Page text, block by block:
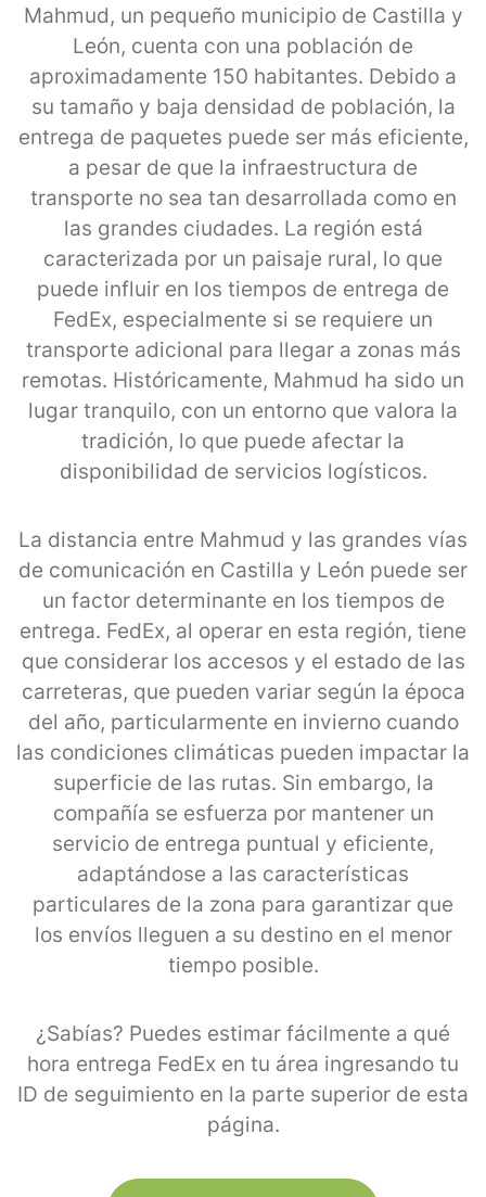
Mahmud, un pequeño municipio de Castilla y
León, cuenta con una población de
aproximadamente 150 habitantes. Debido a
su tamaño y baja densidad de población, la
entrega de paquetes puede ser más eficiente,
a pesar de que la infraestructura de
transporte no sea tan desarrollada como en
las grandes ciudades. La región está
caracterizada por un paisaje rural, lo que
puede influir en los tiempos de entrega de
FedEx, especialmente si se requiere un
transporte adicional para llegar a zonas más
remotas. Históricamente, Mahmud ha sido un
lugar tranquilo, con un entorno que valora la
tradición, lo que puede afectar la
disponibilidad de servicios logísticos.
La distancia entre Mahmud y las grandes vías
de comunicación en Castilla y León puede ser
un factor determinante en los tiempos de
entrega. FedEx, al operar en esta región, tiene
que considerar los accesos y el estado de las
carreteras, que pueden variar según la época
del año, particularmente en invierno cuando
las condiciones climáticas pueden impactar la
superficie de las rutas. Sin embargo, la
compañía se esfuerza por mantener un
servicio de entrega puntual y eficiente,
adaptándose a las características
particulares de la zona para garantizar que
los envíos lleguen a su destino en el menor
tiempo posible.
¿Sabías? Puedes estimar fácilmente a qué
hora entrega FedEx en tu área ingresando tu
ID de seguimiento en la parte superior de esta
página.